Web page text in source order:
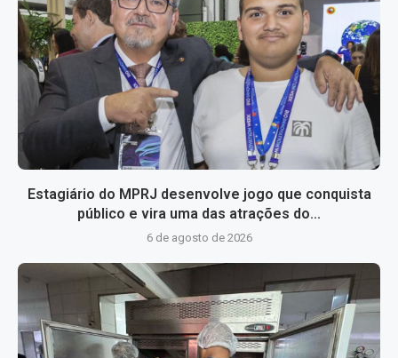
Estagiário do MPRJ desenvolve jogo que conquista
público e vira uma das atrações do...
6 de agosto de 2026